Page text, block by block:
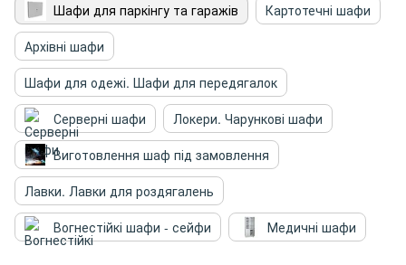
Шафи для паркінгу та гаражів
Картотечні шафи
Архівні шафи
Шафи для одежі. Шафи для передягалок
Серверні шафи
Локери. Чарункові шафи
Виготовлення шаф під замовлення
Лавки. Лавки для роздягалень
Вогнестійкі шафи - сейфи
Медичні шафи